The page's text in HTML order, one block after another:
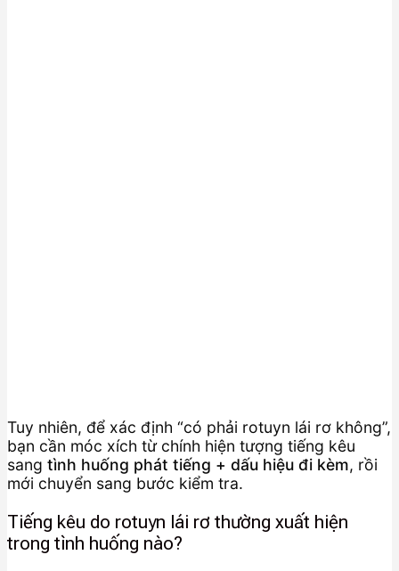
Tuy nhiên, để xác định “có phải rotuyn lái rơ không”,
bạn cần móc xích từ chính hiện tượng tiếng kêu
sang tình huống phát tiếng + dấu hiệu đi kèm, rồi
mới chuyển sang bước kiểm tra.
Tiếng kêu do rotuyn lái rơ thường xuất hiện
trong tình huống nào?